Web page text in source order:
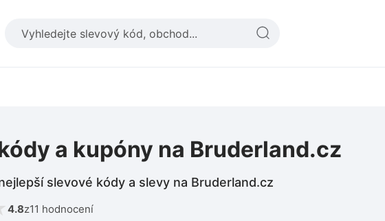
a kupóny na Bruderland.cz
slevové kódy a slevy na Bruderland.cz
4.8z11 hodnocení